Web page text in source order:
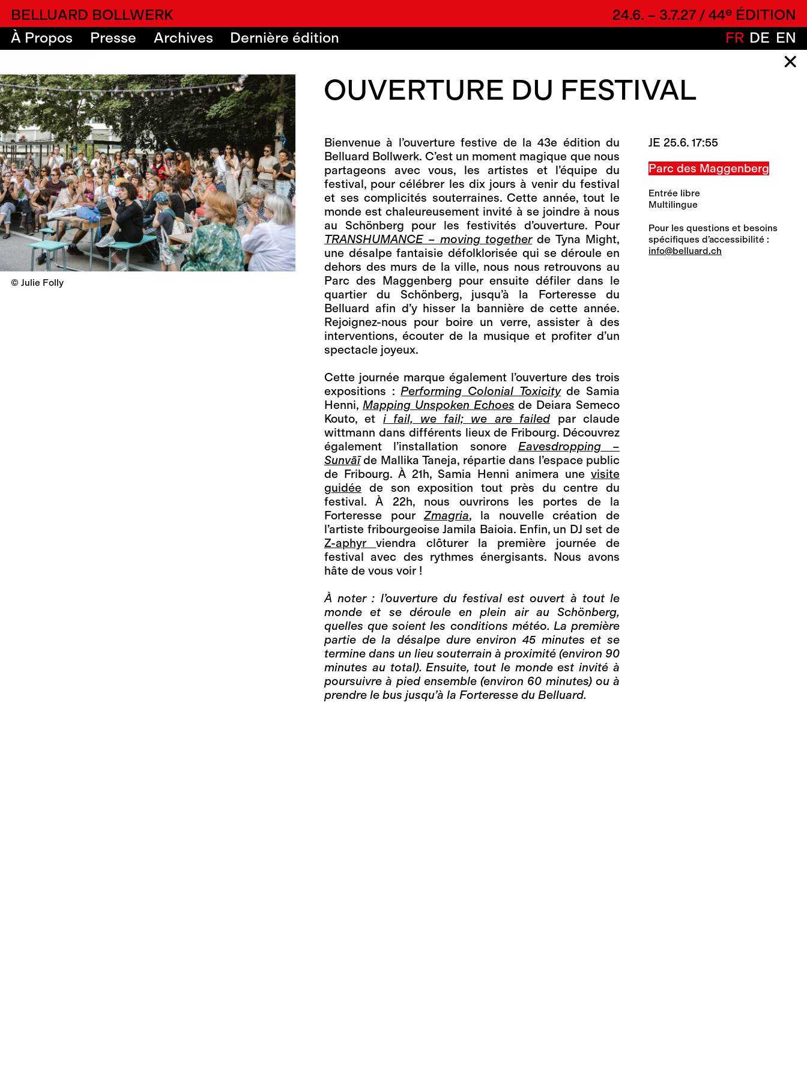
BELLUARD BOLLWERK 24.6. – 3.7.27 / 44e ÉDITION
À Propos
Presse Archives Dernière édition FR DE EN
✕
© Julie Folly
OUVERTURE DU FESTIVAL
Bienvenue à l’ouverture festive de la 43e édition du
Belluard Bollwerk. C’est un moment magique que nous
partageons avec vous, les artistes et l’équipe du
festival, pour célébrer les dix jours à venir du festival
et ses complicités souterraines. Cette année, tout le
monde est chaleureusement invité à se joindre à nous
au Schönberg pour les festivités d’ouverture. Pour
TRANSHUMANCE – moving togetherde Tyna Might,
une désalpe fantaisie défolklorisée qui se déroule en
dehors des murs de la ville, nous nous retrouvons au
Parc des Maggenberg pour ensuite défiler dans le
quartier du Schönberg, jusqu’à la Forteresse du
Belluard afin d’y hisser la bannière de cette année.
Rejoignez-nous pour boire un verre, assister à des
interventions, écouter de la musique et profiter d’un
spectacle joyeux.
Cette journée marque également l’ouverture des trois
expositions :Performing Colonial Toxicityde Samia
Henni, Mapping Unspoken Echoes de Deiara Semeco
Kouto, et i fail, we fail; we are failed par claude
wittmann dans différents lieux de Fribourg. Découvrez
également l’installation sonore Eavesdropping –
Sunvāīde Mallika Taneja, répartie dans l’espace public
de Fribourg. À 21h, Samia Henni animera une visite
guidée de son exposition tout près du centre du
festival. À 22h, nous ouvrirons les portes de la
Forteresse pourZmagria, la nouvelle création de
l’artiste fribourgeoise Jamila Baioia. Enfin, un DJ set de
Z-aphyrviendra clôturer la première journée de
festival avec des rythmes énergisants. Nous avons
hâte de vous voir !
À noter : l’ouverture du festival est ouvert à tout le
monde et se déroule en plein air au Schönberg,
quelles que soient les conditions météo. La première
partie de la désalpe dure environ 45 minutes et se
termine dans un lieu souterrain à proximité (environ 90
minutes au total). Ensuite, tout le monde est invité à
poursuivre à pied ensemble (environ 60 minutes) ou à
prendre le bus jusqu’à la Forteresse du Belluard.
JE 25.6. 17:55
Parc des Maggenberg
Entrée libre
Multilingue
Pour les questions et besoins
spécifiques d’accessibilité :
info@belluard.ch